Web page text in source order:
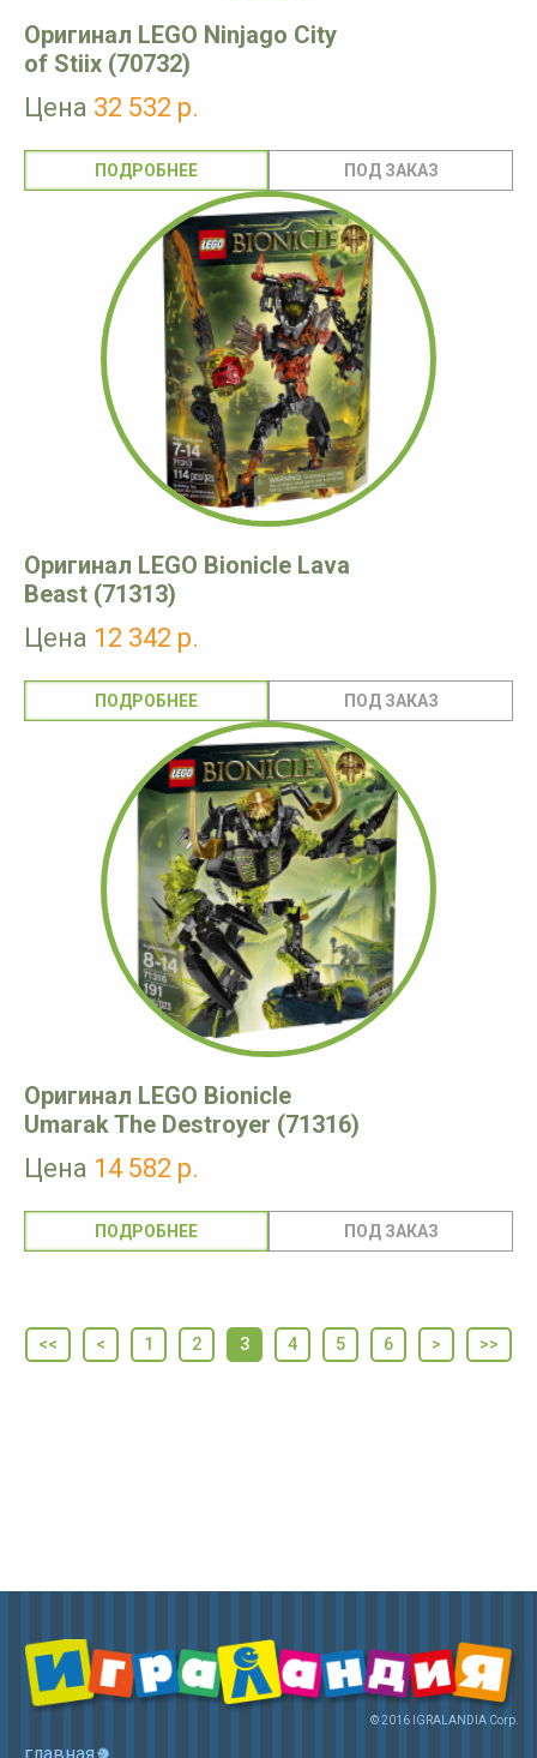
Оригинал LEGO Ninjago City
of Stiix (70732)
Цена 32 532 р.
ПОДРОБНЕЕ
Оригинал LEGO Bionicle Lava
Beast (71313)
Цена 12 342 р.
ПОДРОБНЕЕ
Оригинал LEGO Bionicle
Umarak The Destroyer (71316)
Цена 14 582 р.
ПОДРОБНЕЕ
<< < 1 2 3 4 5 6 > >>
© 2016 IGRALANDIA Corp.